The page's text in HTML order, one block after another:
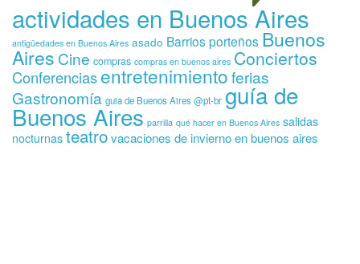
actividades en Buenos Aires
antigüedades en Buenos Aires asado Barrios porteños Buenos
Aires Cine compras compras en buenos aires Conciertos
Conferenciasentretenimientoferias
Gastronomía guia de Buenos Aires @pt-br guía de
Buenos Aires parrilla qué hacer en Buenos Aires salidas
nocturnas teatrovacaciones de invierno en buenos aires